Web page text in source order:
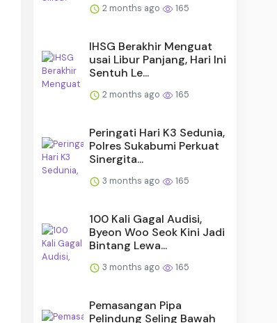
2 months ago 165
IHSG Berakhir Menguat
usai Libur Panjang, Hari Ini
Sentuh Le...
2 months ago 165
Peringati Hari K3 Sedunia,
Polres Sukabumi Perkuat
Sinergita...
3 months ago 165
100 Kali Gagal Audisi,
Byeon Woo Seok Kini Jadi
Bintang Lewa...
3 months ago 165
Pemasangan Pipa
Pelindung Seling Bawah